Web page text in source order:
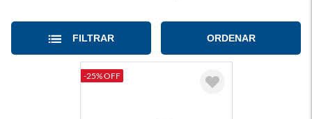
FILTRAR ORDENAR
-25% OFF